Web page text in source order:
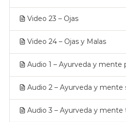
Video 23 – Ojas
Video 24 – Ojas y Malas
Audio 1 – Ayurveda y mente
Audio 2 – Ayurveda y mente
Audio 3 – Ayurveda y mente